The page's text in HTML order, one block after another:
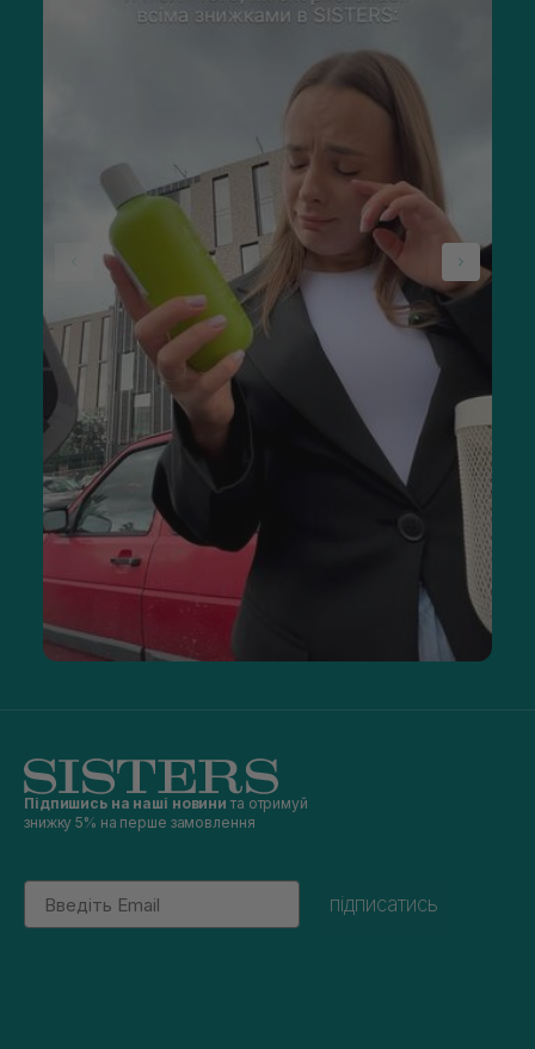
Підпишись на наші новини та отримуй
знижку 5% на перше замовлення
Email
підписатись